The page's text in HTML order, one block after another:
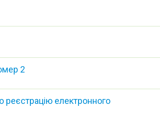
2
електронного